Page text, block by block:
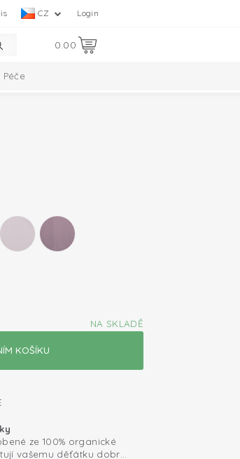
Login
CZ
0.00
Péče
NA SKLADĚ
ze 100% organické
vašemu děťátku dobrý